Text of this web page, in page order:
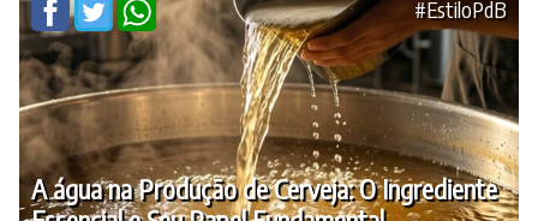
A água na Produção de Cerveja: O Ingrediente
#EstiloPdB